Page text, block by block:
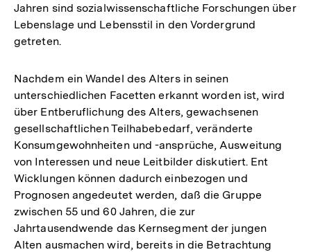
Jahren sind sozialwissenschaftliche Forschungen über
Lebenslage und Lebensstil in den Vordergrund
getreten.
Nachdem ein Wandel des Alters in seinen
unterschiedlichen Facetten erkannt worden ist, wird
über Entberuflichung des Alters, gewachsenen
gesellschaftlichen Teilhabebedarf, veränderte
Konsumgewohnheiten und -ansprüche, Ausweitung
von Interessen und neue Leitbilder diskutiert. Ent
Wicklungen können dadurch einbezogen und
Prognosen angedeutet werden, daß die Gruppe
zwischen 55 und 60 Jahren, die zur
Jahrtausendwende das Kernsegment der jungen
Alten ausmachen wird, bereits in die Betrachtung